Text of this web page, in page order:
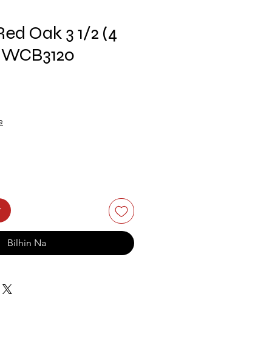
Oak 3 1/2 (4
Bilhin Na